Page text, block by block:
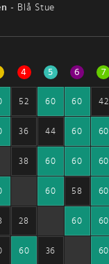
- Blå Stue
4 5 6 7
52 60 60 42
36 44 60 60
38 60 60 60
60 58 60
28 60 60
60 36 60